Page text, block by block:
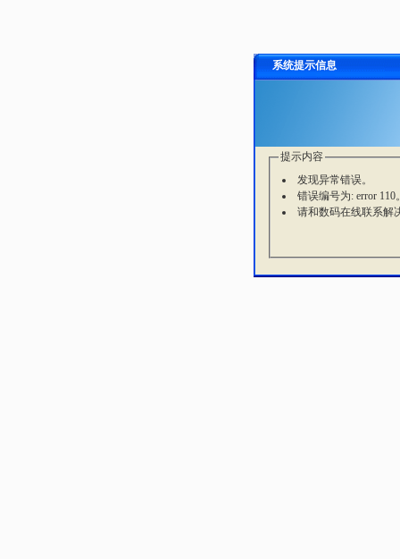
系统提示信息
提示内容
发现异常错误。
错误编号为: error 110
请和数码在线联系解